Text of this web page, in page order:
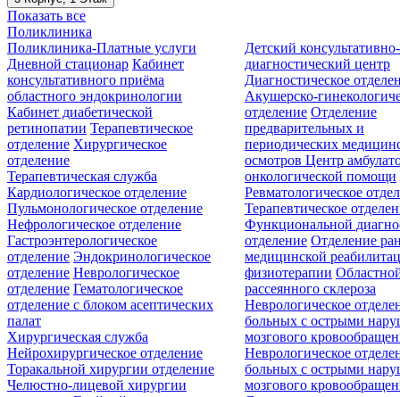
Показать все
Поликлиника
Поликлиника-Платные услуги
Дневной стационар Кабинет
консультативного приёма
областного эндокринологии
Кабинет диабетической
ретинопатии Терапевтическое
отделение Хирургическое
отделение
Детский консультативно-
диагностический центр
Диагностическое
Акушерско-
отделение Отделение
предварительных и
периодических
осмотровЦентр
онкологической помощи
Терапевтическая служба
Кардиологическое отделение
Пульмонологическое отделение
Нефрологическое отделение
Гастроэнтерологическое
отделение Эндокринологическое
отделение Неврологическое
отделение Гематологическое
отделение c блоком асептических
палат
Ревматологическое
Терапевтическое
Функциональной
отделение Отделение
медицинской
физиотерапии
рассеянного склероза
Неврологическое
больных с острыми
мозгового
Неврологическое
больных с острыми
мозгового
Хирургическая служба
Нейрохирургическое отделение
Торакальной хирургии отделение
Челюстно-лицевой хирургии